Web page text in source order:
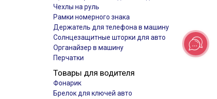
Чехлы на руль
Рамки номерного знака
Держатель для телефона в машину
Солнцезащитные шторки для авто
Органайзер в машину
Перчатки
Товары для водителя
Фонарик
Брелок для ключей авто